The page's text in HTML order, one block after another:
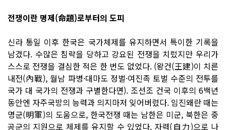
전쟁이란 명제(命題)로부터의 도피
신라 통일 이후 한국은 국가체제를 유지하면서 특이한 기록을
남겼다. 수많은 침략을 당하고 강요된 전쟁을 치렀지만 우리가
스스로 전쟁을 결심한 적은 한 번도 없었다. (왕건(王建)이 치른
내전(內戰), 월남 파병·대마도 정벌·여진족 토벌 수준의 전투를
국가 대 국가의 전쟁과 구별한다면). 조선조 건국 이후의 6백년
동안엔 자주국방의 능력과 의지마저 잊어버렸다. 임진왜란 때는
명군(明軍)의 도움으로, 한국전쟁 때는 남한은 미군, 북한은 중
공군의 지원으로 체제를 유지할 수 있었다. 자력(自力)으로 나